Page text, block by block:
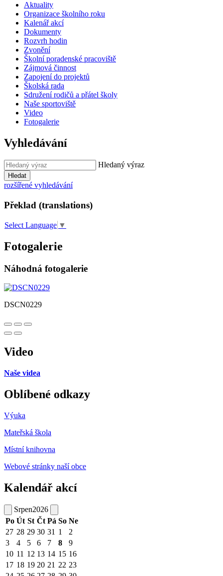
Aktuality
Organizace školního roku
Kalenář akcí
Dokumenty
Rozvrh hodin
Zvonění
Školní poradenské pracoviště
Zájmová činnost
Zapojení do projektů
Školská rada
Sdružení rodičů a přátel školy
Naše sportoviště
Video
Fotogalerie
Vyhledávání
Hledaný výraz
Hledat
rozšířené vyhledávání
Překlad (translations)
Select Language ▼
Fotogalerie
Náhodná fotogalerie
DSCN0229
Video
Naše videa
Oblíbené odkazy
Výuka
Mateřská škola
Místní knihovna
Webové stránky naší obce
Kalendář akcí
Srpen2026
Po Út St Čt Pá So Ne
27 28 29 30 31 1
2
3
4 5 6 7 8
9
10 11 12 13 14 15 16
17 18 19 20 21 22 23